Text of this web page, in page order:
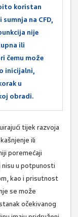
koristan
na CFD,
nije
ili
čemu može
inicijalni,
u
obradi.
tijek razvoja
ili
poremećaji
nisu u potpunosti
kao i prisutnost
se može
očekivanog